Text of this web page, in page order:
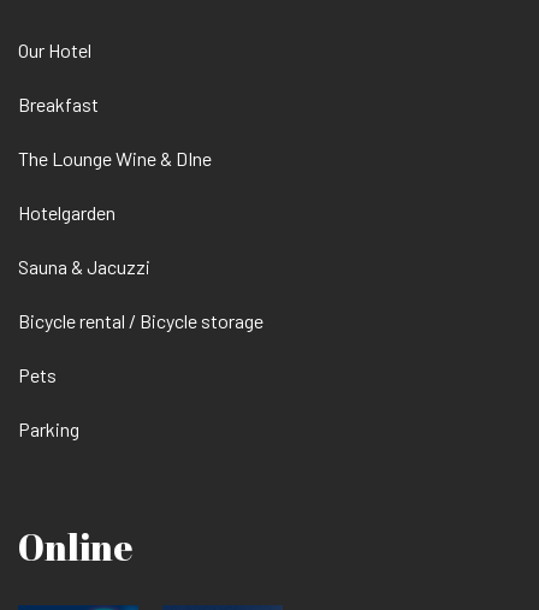
Our Hotel
Breakfast
The Lounge Wine & DIne
Hotelgarden
Sauna & Jacuzzi
Bicycle rental / Bicycle storage
Pets
Parking
Online